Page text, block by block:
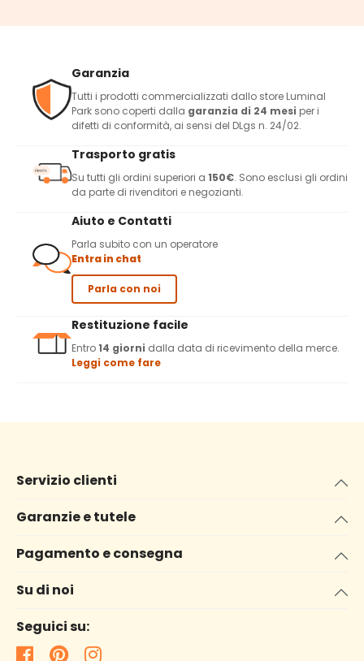
Garanzia
Tutti i prodotti commercializzati dallo store Luminal
Park sono coperti dalla garanzia di 24 mesi per i
difetti di conformità, ai sensi del DLgs n. 24/02.
Trasporto gratis
Su tutti gli ordini superiori a 150€. Sono esclusi gli ordini
da parte di rivenditori e negozianti.
Aiuto e Contatti
Parla subito con un operatore
Entra in chat
Parla con noi
Restituzione facile
Entro14 giorni dalla data di ricevimento della merce.
Leggi come fare
Servizio clienti
Garanzie e tutele
Pagamento e consegna
Su di noi
Seguici su: